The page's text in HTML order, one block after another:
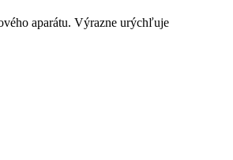
aparátu. Výrazne urýchľuje